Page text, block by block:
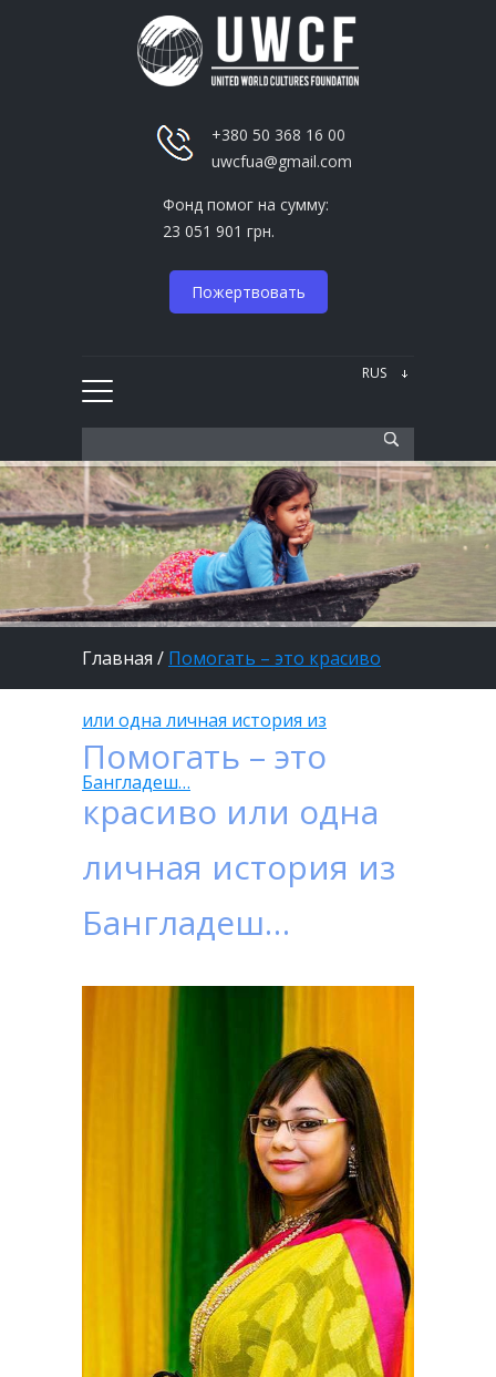
+380 50 368 16 00
uwcfua@gmail.com
Фонд помог на сумму:
23 051 901 грн.
Пожертвовать
Главная / Помогать – это красиво
или одна личная история из
Бангладеш…
Помогать – это
красиво или одна
личная история из
Бангладеш…